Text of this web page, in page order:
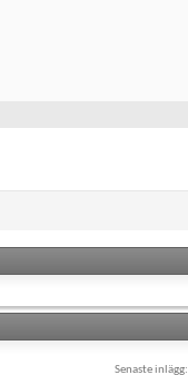
Senaste inlägg: